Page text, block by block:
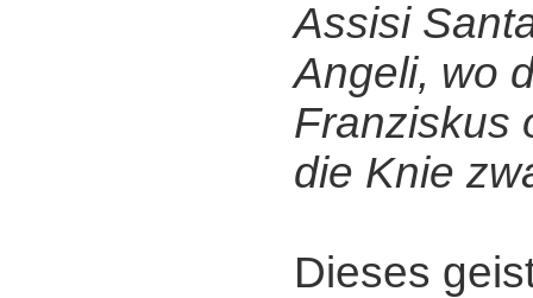
Assisi
Angeli, wo
Franziskus
die Knie
Dieses